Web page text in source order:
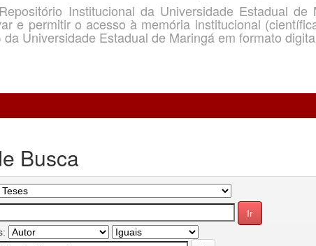
Institucional da Universidade Estadual de
e permitir o acesso à memória institucional
da Universidade Estadual de Maringá em formato
Busca